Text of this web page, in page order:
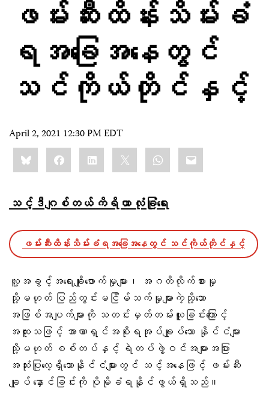
ဖမ်းဆီးထိန်းသိမ်းခံ
ရအခြေအနေတွင်
သင်ကိုယ်တိုင်နှင့်
April 2, 2021 12:30 PM EDT
Share
this:BlueskyFacebookLinkedIn WhatsApp
Email
သင့်ဒီဂျစ်တယ် ကိရိယာ လုံခြုံရေး
ဖမ်းဆီးထိန်းသိမ်းခံရအခြေအနေတွင် သင်ကိုယ်တိုင်နှင့်
လူ့အခွင့်အရေးချိုးဖောက်မှုများ၊ အဂတိလိုက်စားမှု
သို့မဟုတ် ပြည်တွင်းမငြိမ်သက်မှုများကဲ့သို့သော
အဖြစ်အပျက်များကို သတင်းမှတ်တမ်းယူခြင်းကြောင့်
အထူးသဖြင့် အာဏာရှင်အစိုးရအုပ်ချုပ်သော နိုင်ငံများ
သို့မဟုတ် စစ်တပ်နှင့် ရဲတပ်ဖွဲ့ဝင်အများအပြား
အသုံးပြုလေ့ရှိသောနိုင်ငံများတွင် သင့်အနေဖြင့် ဖမ်းဆီး
ချုပ် နှောင်ခြင်းကို ပိုမိုခံရနိုင်ဖွယ်ရှိသည်။